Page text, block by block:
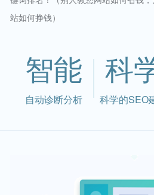
站如何挣钱）
智能
自动诊断分析
科
科学的SEO